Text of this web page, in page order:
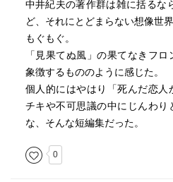
中井紀夫の著作群は雑に括るな
ど、それにとどまらない想像世
もぐもぐ。
「見果てぬ風」の果てなきフ
象徴するもののように感じた。
個人的にはやはり「死んだ恋人
チキや不可思議の中にじんわり
な、そんな短編集だった。
0